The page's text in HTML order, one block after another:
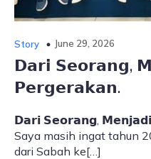
Story June 29, 2026
𝗗𝗮𝗿𝗶 𝗦𝗲𝗼𝗿𝗮𝗻𝗴,
𝗣𝗲𝗿𝗴𝗲𝗿𝗮𝗸𝗮𝗻.
𝗗𝗮𝗿𝗶 𝗦𝗲𝗼𝗿𝗮𝗻𝗴,
Saya masih ingat tahun
dari Sabah ke[…]